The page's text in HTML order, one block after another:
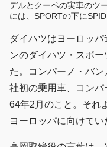
デルとクーペの実車のツ
には、SPORTの下に
ダイハツはヨーロッ
ンのダイハツ・スポ
た。コンパーノ・バ
社初の乗用車、コン
64年2月のこと。それ
ヨーロッパに向けてい